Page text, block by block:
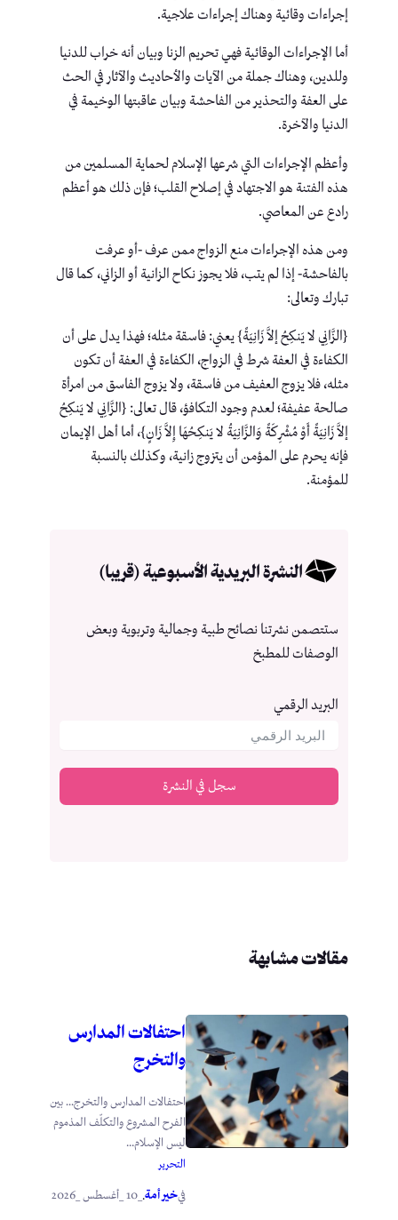
إجراءات وقائية وهناك إجراءات علاجية.
أما الإجراءات الوقائية فهي تحريم الزنا وبيان أنه خراب للدنيا
وللدين، وهناك جملة من الآيات والأحاديث والآثار في الحث
على العفة والتحذير من الفاحشة وبيان عاقبتها الوخيمة في
الدنيا والآخرة.
وأعظم الإجراءات التي شرعها الإسلام لحماية المسلمين من
هذه الفتنة هو الاجتهاد في إصلاح القلب؛ فإن ذلك هو أعظم
رادع عن المعاصي.
ومن هذه الإجراءات منع الزواج ممن عرف -أو عرفت
بالفاحشة- إذا لم يتب، فلا يجوز نكاح الزانية أو الزاني، كما قال
تبارك وتعالى:
{الزَّانِي لا يَنكِحُ إلاَّ زَانِيَةً} يعني: فاسقة مثله؛ فهذا يدل على أن
الكفاءة في العفة شرط في الزواج، الكفاءة في العفة أن تكون
مثله، فلا يزوج العفيف من فاسقة، ولا يزوج الفاسق من امرأة
صالحة عفيفة؛ لعدم وجود التكافؤ، قال تعالى: {الزَّانِي لا يَنكِحُ
إلاَّ زَانِيَةً أَوْ مُشْرِكَةً وَالزَّانِيَةُ لا يَنكِحُهَا إِلاَّ زَانٍ}، أما أهل الإيمان
فإنه يحرم على المؤمن أن يتزوج زانية، وكذلك بالنسبة
للمؤمنة.
النشرة البريدية الأسبوعية (قريبا)
ستتصمن نشرتنا نصائح طبية وجمالية وتربوية وبعض
الوصفات للمطبخ
البريد الرقمي
سجل في النشرة
مقالات مشابهة
احتفالات المدارس
والتخرج
احتفالات المدارس والتخرج… بين
الفرح المشروع والتكلّف المذموم
ليس الإسلام...
التحرير
فيخير أمة.